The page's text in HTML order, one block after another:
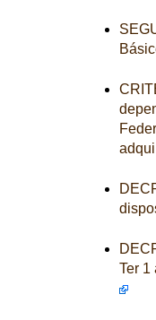
Ter 1